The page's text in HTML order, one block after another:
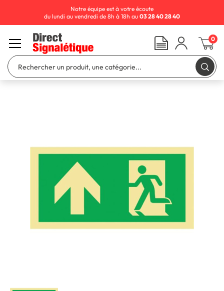
Notre équipe est à votre écoute
du lundi au vendredi de 8h à 18h au 03 28 40 28 40
0